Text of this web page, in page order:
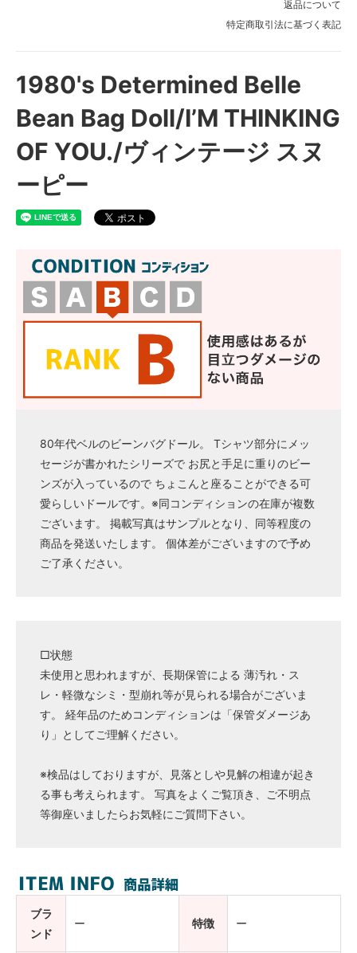
返品について
特定商取引法に基づく表記
1980's Determined Belle
Bean Bag Doll/I’M THINKING
OF YOU./ヴィンテージ スヌ
ーピー
80年代ベルのビーンバグドール。 Tシャツ部分にメッ
セージが書かれたシリーズで お尻と手足に重りのビー
ンズが入っているので ちょこんと座ることができる可
愛らしいドールです。※同コンディションの在庫が複数
ございます。 掲載写真はサンプルとなり、同等程度の
商品を発送いたします。 個体差がございますので予め
ご了承ください。
□状態
未使用と思われますが、長期保管による 薄汚れ・ス
レ・軽微なシミ・型崩れ等が見られる場合がございま
す。 経年品のためコンディションは「保管ダメージあ
り」としてご理解ください。
※検品はしておりますが、見落としや見解の相違が起き
る事も考えられます。 写真をよくご覧頂き、ご不明点
等御座いましたらお気軽にご質問下さい。
ブラ
ンド
ー 特徴 ー